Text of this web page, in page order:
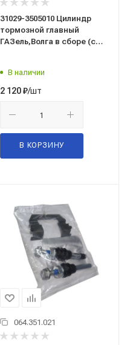
31029-3505010 Цилиндр
тормозной главный
ГАЗель,Волга в сборе (с
В наличии
2 120₽/шт
В КОРЗИНУ
064.351.021